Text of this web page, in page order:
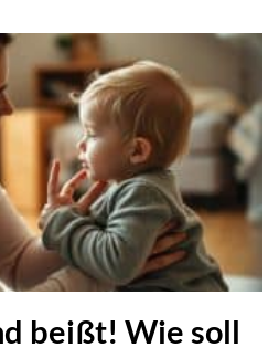
beißt! Wie soll